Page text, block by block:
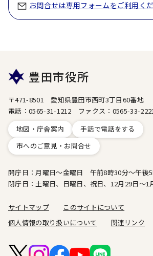
お問合せは専用フォームをご利用くだ
豊田市役所
〒471-8501 愛知県豊田市西町3丁目60番地
電話：0565-31-1212 ファクス：0565-33-
地図・庁舎案内
手話で電話をする
市へのご意見・お問合せ
開庁日：月曜日～金曜日 午前8時30分～午後
閉庁日：土曜日、日曜日、祝日、12月29日～1
サイトマップ
このサイトについて
個人情報の取り扱いについて
関連リンク